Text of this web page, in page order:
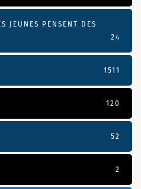
JEUNES PENSENT DES
24
1511
120
52
2